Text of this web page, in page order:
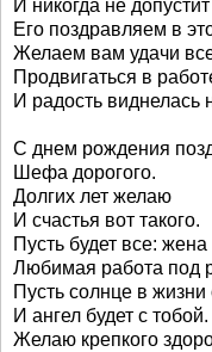
И никогда не
Его поздравляем в
Желаем вам удачи
Продвигаться в
И радость виднелась
С днем рождения
Шефа дорогого.
Долгих лет желаю
И счастья вот такого.
Пусть будет все: жена
Любимая работа под
Пусть солнце в жизни
И ангел будет с тобой.
Желаю крепкого